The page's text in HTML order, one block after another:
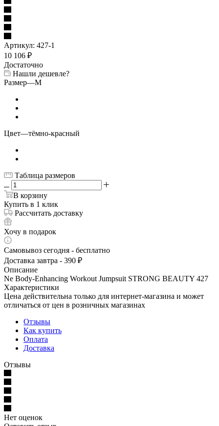
Артикул: 427-1
10 106 ₽
Достаточно
Нашли дешевле?
Размер—M
Цвет—тёмно-красный
Таблица размеров
В корзину
Купить в 1 клик
Рассчитать доставку
Хочу в подарок
Самовывоз сегодня - бесплатно
Доставка завтра - 390 ₽
Описание
Ne Body-Enhancing Workout Jumpsuit STRONG BEAUTY 427
Характеристики
Цена действительна только для интернет-магазина и может
отличаться от цен в розничных магазинах
Отзывы
Как купить
Оплата
Доставка
Отзывы
Нет оценок